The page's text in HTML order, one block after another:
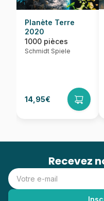
Planète Terre
2020
1000 pièces
Schmidt Spiele
14,95€
Recevez